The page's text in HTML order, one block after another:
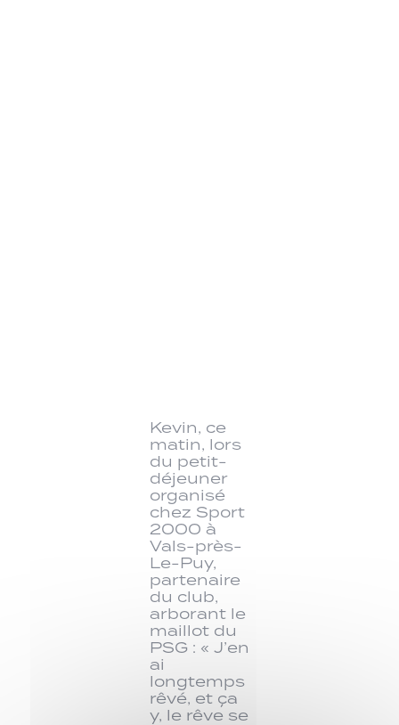
Kevin, ce
matin, lors
du petit-
déjeuner
organisé
chez Sport
2000 à
Vals-près-
Le-Puy,
partenaire
du club,
arborant le
maillot du
PSG : « J’en
ai
longtemps
rêvé, et ça
y, le rêve se